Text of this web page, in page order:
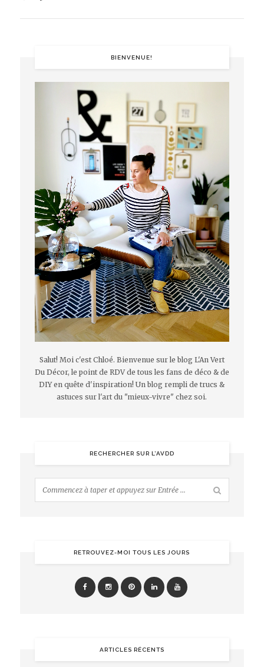
BIENVENUE!
Salut! Moi c'est Chloé. Bienvenue sur le blog L'An Vert
Du Décor, le point de RDV de tous les fans de déco & de
DIY en quête d'inspiration! Un blog rempli de trucs &
astuces sur l'art du "mieux-vivre" chez soi.
RECHERCHER SUR L’AVDD
RETROUVEZ-MOI TOUS LES JOURS
ARTICLES RÉCENTS